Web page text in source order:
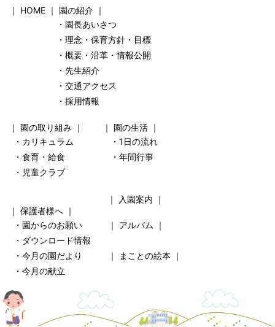
｜ HOME ｜ 園の紹介 ｜
・園長あいさつ
・理念・保育方針・目標
・概要・沿革・情報公開
・先生紹介
・交通アクセス
・採用情報
｜ 園の取り組み ｜ ｜ 園の生活 ｜
・カリキュラム
・1日の流れ
・食育・給食
・年間行事
・児童クラブ
｜ 入園案内 ｜
｜ 保護者様へ ｜
・園からのお願い ｜ アルバム ｜
・ダウンロード情報
・今月の園だより
｜ まことの絵本 ｜
・今月の献立